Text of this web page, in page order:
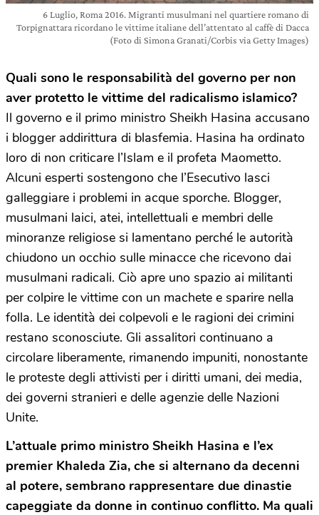
6 Luglio, Roma 2016. Migranti musulmani nel quartiere romano di
Torpignattara ricordano le vittime italiane dell’attentato al caffè di Dacca
(Foto di Simona Granati/Corbis via Getty Images)
Quali sono le responsabilità del governo per non
aver protetto le vittime del radicalismo islamico?
Il governo e il primo ministro Sheikh Hasina accusano
i blogger addirittura di blasfemia. Hasina ha ordinato
loro di non criticare l’Islam e il profeta Maometto.
Alcuni esperti sostengono che l’Esecutivo lasci
galleggiare i problemi in acque sporche. Blogger,
musulmani laici, atei, intellettuali e membri delle
minoranze religiose si lamentano perché le autorità
chiudono un occhio sulle minacce che ricevono dai
musulmani radicali. Ciò apre uno spazio ai militanti
per colpire le vittime con un machete e sparire nella
folla. Le identità dei colpevoli e le ragioni dei crimini
restano sconosciute. Gli assalitori continuano a
circolare liberamente, rimanendo impuniti, nonostante
le proteste degli attivisti per i diritti umani, dei media,
dei governi stranieri e delle agenzie delle Nazioni
Unite.
L’attuale primo ministro Sheikh Hasina e l’ex
premier Khaleda Zia, che si alternano da decenni
al potere, sembrano rappresentare due dinastie
capeggiate da donne in continuo conflitto. Ma quali